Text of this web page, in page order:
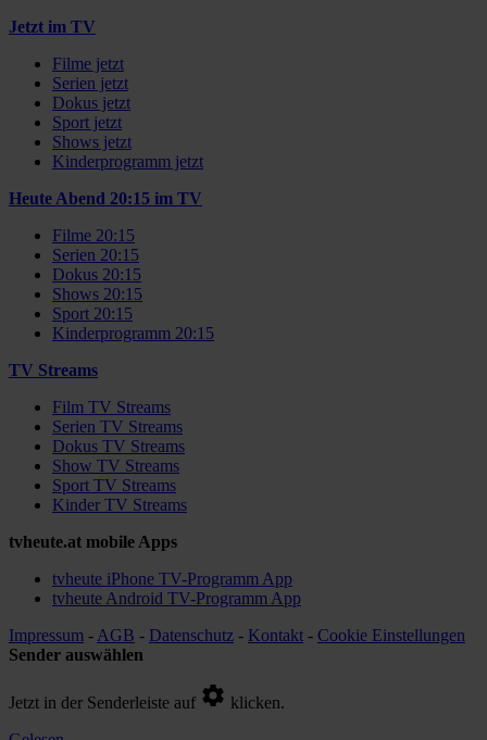
Jetzt im TV
Filme jetzt
Serien jetzt
Dokus jetzt
Sport jetzt
Shows jetzt
Kinderprogramm jetzt
Heute Abend 20:15 im TV
Filme 20:15
Serien 20:15
Dokus 20:15
Shows 20:15
Sport 20:15
Kinderprogramm 20:15
TV Streams
Film TV Streams
Serien TV Streams
Dokus TV Streams
Show TV Streams
Sport TV Streams
Kinder TV Streams
tvheute.at mobile Apps
tvheute iPhone TV-Programm App
tvheute Android TV-Programm App
Impressum - AGB - Datenschutz - Kontakt - Cookie Einstellungen
Sender auswählen
Jetzt in der Senderleiste auf
klicken.